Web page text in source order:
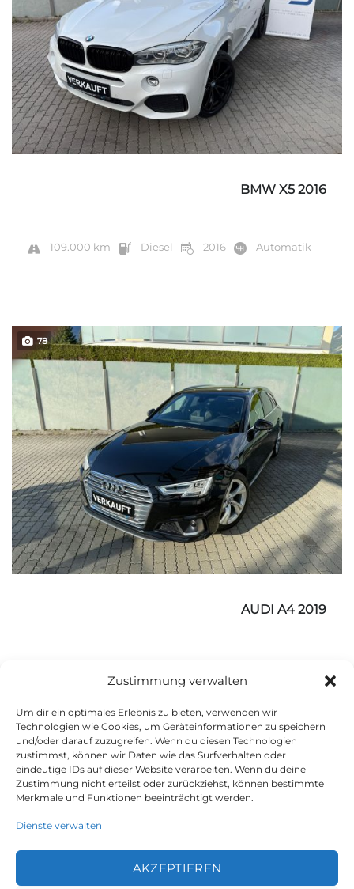
Zustimmung verwalten
Um dir ein optimales Erlebnis zu bieten, verwenden wir
Technologien wie Cookies, um Geräteinformationen zu speichern
und/oder darauf zuzugreifen. Wenn du diesen Technologien
zustimmst, können wir Daten wie das Surfverhalten oder
eindeutige IDs auf dieser Website verarbeiten. Wenn du deine
Zustimmung nicht erteilst oder zurückziehst, können bestimmte
Merkmale und Funktionen beeinträchtigt werden.
Dienste verwalten
AKZEPTIEREN
BMW X5 2016
109.000 km Diesel 2016 Automatik
78
AUDI A4 2019
1 2 3 4